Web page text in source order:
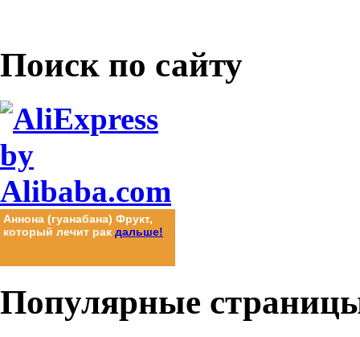
Поиск по сайту
Аннона (гуанабана) Фрукт,
который лечит рак дальше!
Аннона (гуанабана) Фрукт,
который лечит рак дальше!
Популярные